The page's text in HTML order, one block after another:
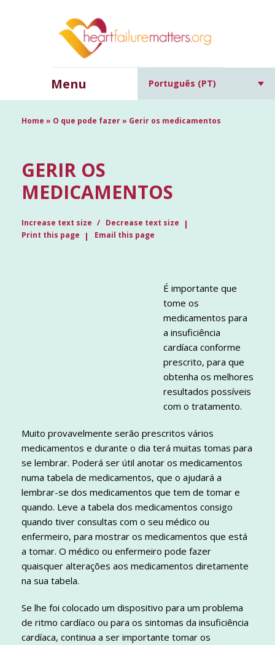
Menu Português (PT)
Home » O que pode fazer» Gerir os medicamentos
GERIR OS
MEDICAMENTOS
Increase text size
Decrease text size
Print this page
Email this page
É importante que
tome os
medicamentos para
a insuficiência
cardíaca conforme
prescrito, para que
obtenha os melhores
resultados possíveis
com o tratamento.
Muito provavelmente serão prescritos vários
medicamentos e durante o dia terá muitas tomas para
se lembrar. Poderá ser útil anotar os medicamentos
numa tabela de medicamentos, que o ajudará a
lembrar-se dos medicamentos que tem de tomar e
quando. Leve a tabela dos medicamentos consigo
quando tiver consultas com o seu médico ou
enfermeiro, para mostrar os medicamentos que está
a tomar. O médico ou enfermeiro pode fazer
quaisquer alterações aos medicamentos diretamente
na sua tabela.
Se lhe foi colocado um dispositivo para um problema
de ritmo cardíaco ou para os sintomas da insuficiência
cardíaca, continua a ser importante tomar os